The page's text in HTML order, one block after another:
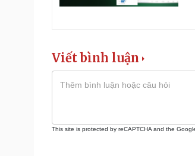
Viết bình luận
This site is protected by reCAPTCHA and the